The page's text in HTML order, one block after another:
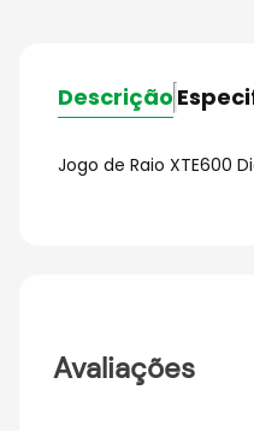
Descrição
Jogo de Raio XTE600
Avaliações